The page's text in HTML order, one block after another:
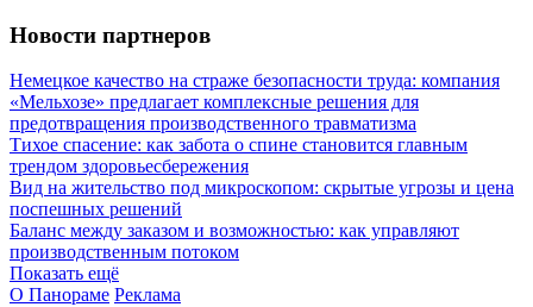
Новости партнеров
Немецкое качество на страже безопасности труда: компания
«Мельхозе» предлагает комплексные решения для
предотвращения производственного травматизма
Тихое спасение: как забота о спине становится главным
трендом здоровьесбережения
Вид на жительство под микроскопом: скрытые угрозы и цена
поспешных решений
Баланс между заказом и возможностью: как управляют
производственным потоком
Показать ещё
О Панораме Реклама